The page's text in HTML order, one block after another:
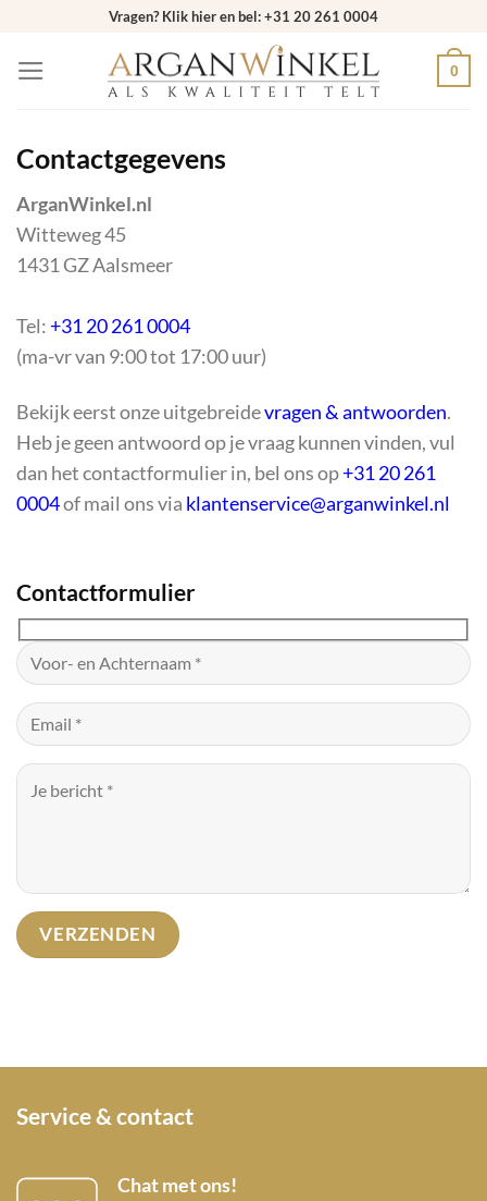
inhoud
Vragen? Klik hier en bel: +31 20 261 0004
0
Contactgegevens
ArganWinkel.nl
Witteweg 45
1431 GZ Aalsmeer
Tel:+31 20 261 0004
(ma-vr van 9:00 tot 17:00 uur)
Bekijk eerst onze uitgebreidevragen & antwoorden.
Heb je geen antwoord op je vraag kunnen vinden, vul
dan het contactformulier in, bel ons op+31 20 261
0004of mail ons via klantenservice@arganwinkel.nl
Contactformulier
Service & contact
Chat met ons!